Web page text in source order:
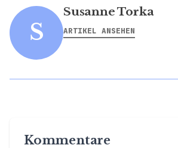
S
Susanne Torka
ARTIKEL ANSEHEN
Kommentare